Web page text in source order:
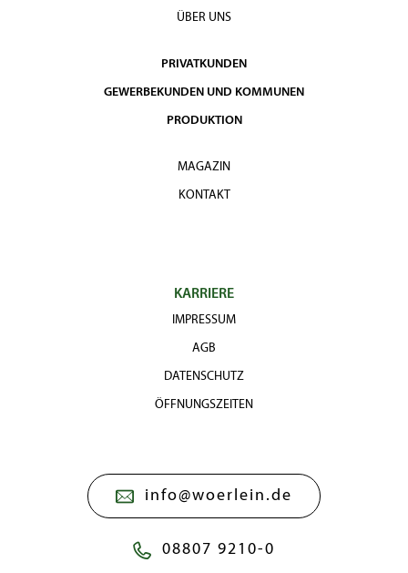
ÜBER UNS
PRIVATKUNDEN
GEWERBEKUNDEN UND KOMMUNEN
PRODUKTION
MAGAZIN
KONTAKT
KARRIERE
IMPRESSUM
AGB
DATENSCHUTZ
ÖFFNUNGSZEITEN
info@woerlein.de
08807 9210-0